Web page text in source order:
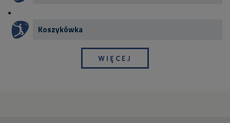
Koszykówka
WIĘCEJ